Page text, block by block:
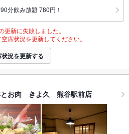
分飲み放題 780円！
更新に失敗しました。
席状況を更新してください。
状況を更新する
お肉 きよ久 熊谷駅前店